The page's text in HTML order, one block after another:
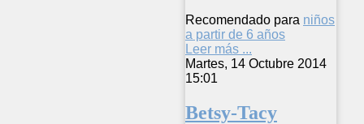
Recomendado para niños
a partir de 6 años
Leer más ...
Martes, 14 Octubre 2014
15:01
Betsy-Tacy